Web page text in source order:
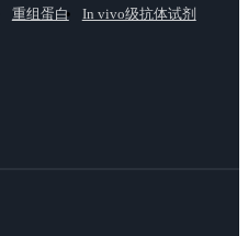
重组蛋白 In vivo级抗体试剂